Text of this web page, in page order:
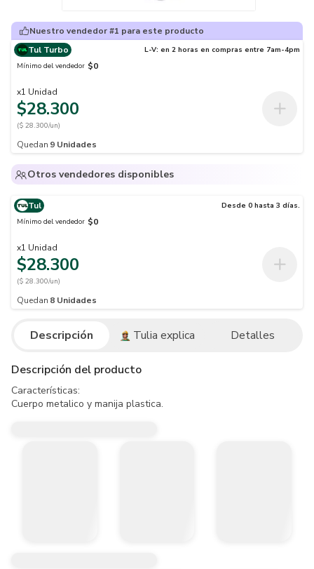
Nuestro vendedor #1 para este producto
Tul Turbo
L-V: en 2 horas en compras entre 7am-4pm
Mínimo del vendedor $0
x1 Unidad
$28.300
($ 28.300/un)
Quedan 9 Unidades
Otros vendedores disponibles
Tul
Desde 0 hasta 3 días.
Mínimo del vendedor $0
x1 Unidad
$28.300
($ 28.300/un)
Quedan 8 Unidades
Descripción Tulia explica Detalles
Descripción del producto
Características:
Cuerpo metalico y manija plastica.